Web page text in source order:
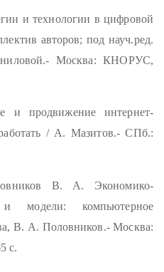
и технологии в цифровой
авторов; под науч.ред.
Москва: КНОРУС,
и продвижение интернет-
/ А. Мазитов.- СПб.:
В. А. Экономико-
и модели: компьютерное
В. А. Половников.- Москва:
с.